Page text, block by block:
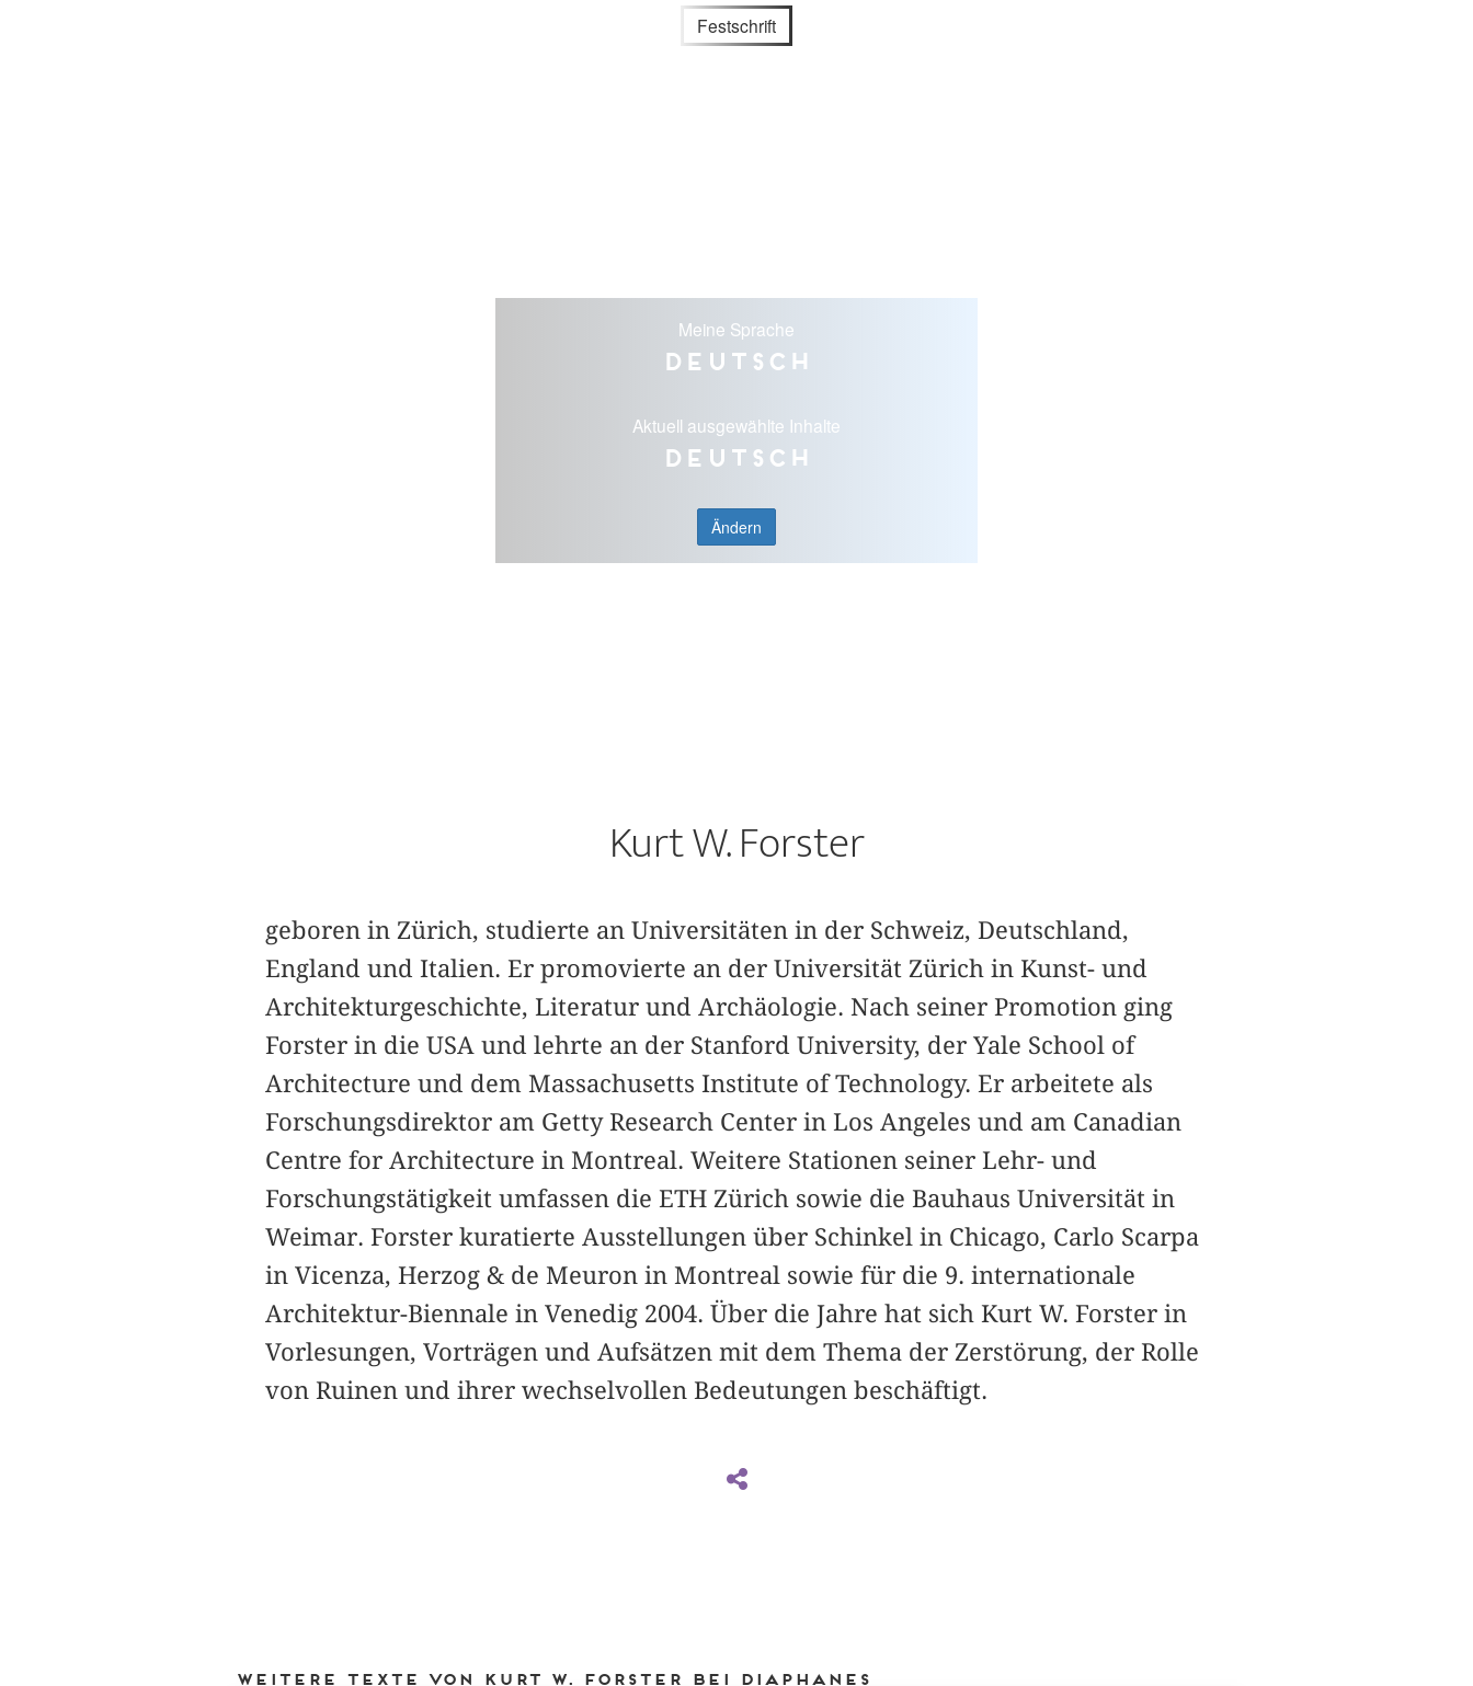
Festschrift
Meine Sprache
Deutsch
Aktuell ausgewählte Inhalte
Deutsch
Ändern
Kurt W. Forster
geboren in Zürich, studierte an Universitäten in der Schweiz, Deutschland,
England und Italien. Er promovierte an der Universität Zürich in Kunst- und
Architekturgeschichte, Literatur und Archäologie. Nach seiner Promotion ging
Forster in die USA und lehrte an der Stanford University, der Yale School of
Architecture und dem Massachusetts Institute of Technology. Er arbeitete als
Forschungsdirektor am Getty Research Center in Los Angeles und am Canadian
Centre for Architecture in Montreal. Weitere Stationen seiner Lehr- und
Forschungstätigkeit umfassen die ETH Zürich sowie die Bauhaus Universität in
Weimar. Forster kuratierte Ausstellungen über Schinkel in Chicago, Carlo Scarpa
in Vicenza, Herzog & de Meuron in Montreal sowie für die 9. internationale
Architektur-Biennale in Venedig 2004. Über die Jahre hat sich Kurt W. Forster in
Vorlesungen, Vorträgen und Aufsätzen mit dem Thema der Zerstörung, der Rolle
von Ruinen und ihrer wechselvollen Bedeutungen beschäftigt.
Weitere Texte von Kurt W. Forster bei DIAPHANES